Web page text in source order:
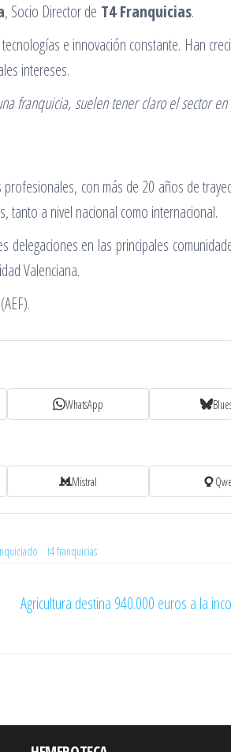
, Socio Director de T4 Franquicias.
e innovación constante. Han
intereses.
franquicia, suelen tener claro el sector
con más de 20 años de
tanto a nivel nacional como internacional.
en las principales
Valenciana.
WhatsApp
Mistral
t4 franquicias
Agricultura destina 940.000 euros a la